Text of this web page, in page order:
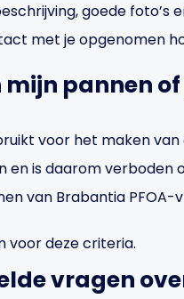
goede foto’s
met je opgenomen
pannen of
voor het maken
en is daarom verboden
van Brabantia PFOA-
voor deze criteria.
vragen